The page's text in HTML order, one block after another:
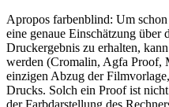
Apropos farbenblind: Um
eine genaue Einschätzung über
Druckergebnis zu erhalten,
werden (Cromalin, Agfa Proof,
einzigen Abzug der
Drucks. Solch ein Proof ist
der Farbdarstellung des